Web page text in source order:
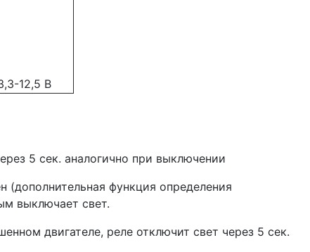
12,5 В
5 сек. аналогично при выключении
функция определения
выключает свет.
двигателе, реле отключит свет через 5 сек.